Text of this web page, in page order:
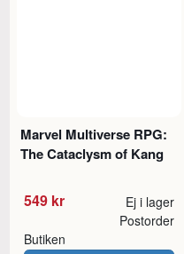
Marvel Multiverse RPG:
The Cataclysm of Kang
549 kr Ej i lager
Butiken
Postorder